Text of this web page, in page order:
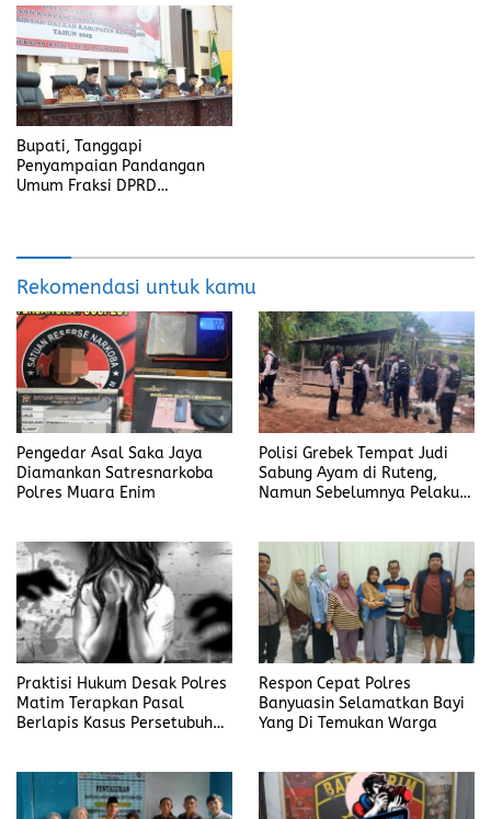
Bupati, Tanggapi
Penyampaian Pandangan
Umum Fraksi DPRD
Rekomendasi untuk kamu
Pengedar Asal Saka Jaya
Diamankan Satresnarkoba
Polres Muara Enim
Polisi Grebek Tempat Judi
Sabung Ayam di Ruteng,
Namun Sebelumnya Pelaku
Praktisi Hukum Desak Polres
Matim Terapkan Pasal
Berlapis Kasus Persetubuhan
Respon Cepat Polres
Banyuasin Selamatkan Bayi
Yang Di Temukan Warga